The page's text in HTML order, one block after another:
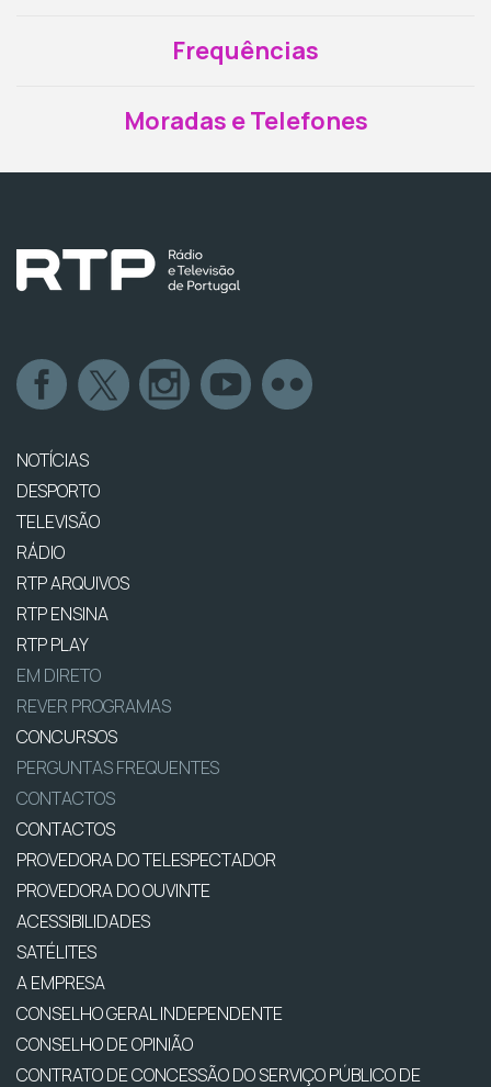
Frequências
Moradas e Telefones
NOTÍCIAS
DESPORTO
TELEVISÃO
RÁDIO
RTP ARQUIVOS
RTP ENSINA
RTP PLAY
EM DIRETO
REVER PROGRAMAS
CONCURSOS
PERGUNTAS FREQUENTES
CONTACTOS
CONTACTOS
PROVEDORA DO TELESPECTADOR
PROVEDORA DO OUVINTE
ACESSIBILIDADES
SATÉLITES
A EMPRESA
CONSELHO GERAL INDEPENDENTE
CONSELHO DE OPINIÃO
CONTRATO DE CONCESSÃO DO SERVIÇO PÚBLICO DE